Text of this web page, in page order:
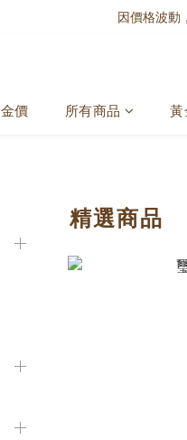
因價格波動
價 所有商品
精選商品